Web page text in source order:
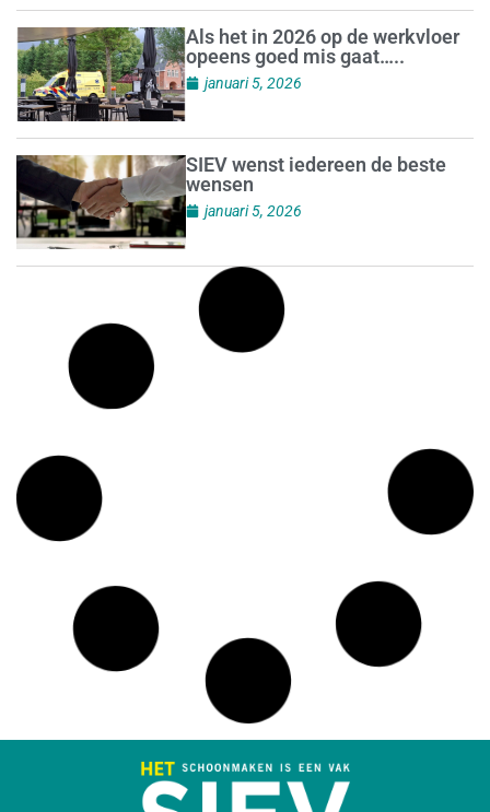
Als het in 2026 op de werkvloer
opeens goed mis gaat…..
januari 5, 2026
SIEV wenst iedereen de beste
wensen
januari 5, 2026